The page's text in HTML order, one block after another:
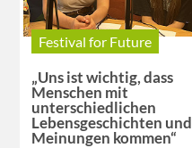
Festival for Future
„Uns ist wichtig, dass
Menschen mit
unterschiedlichen
Lebensgeschichten und
Meinungen kommen“